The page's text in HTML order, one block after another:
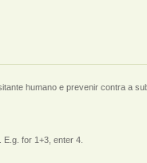
humano e prevenir contra a
for 1+3, enter 4.